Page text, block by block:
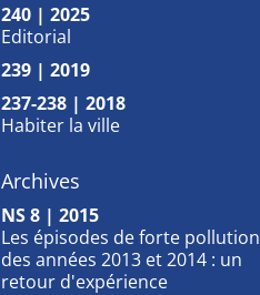
240 | 2025
Editorial
239 | 2019
237-238 | 2018
Habiter la ville
Archives
NS 8 | 2015
Les épisodes de forte pollution
des années 2013 et 2014 : un
retour d'expérience